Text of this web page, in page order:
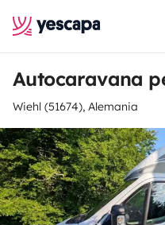
Wiehl (51674), Alemania